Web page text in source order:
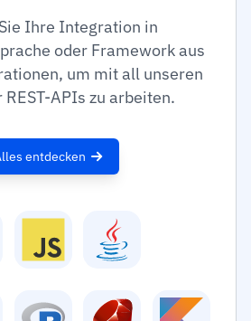
Ihre Integration in
oder Framework aus
um mit all unseren
REST-APIs zu arbeiten.
entdecken